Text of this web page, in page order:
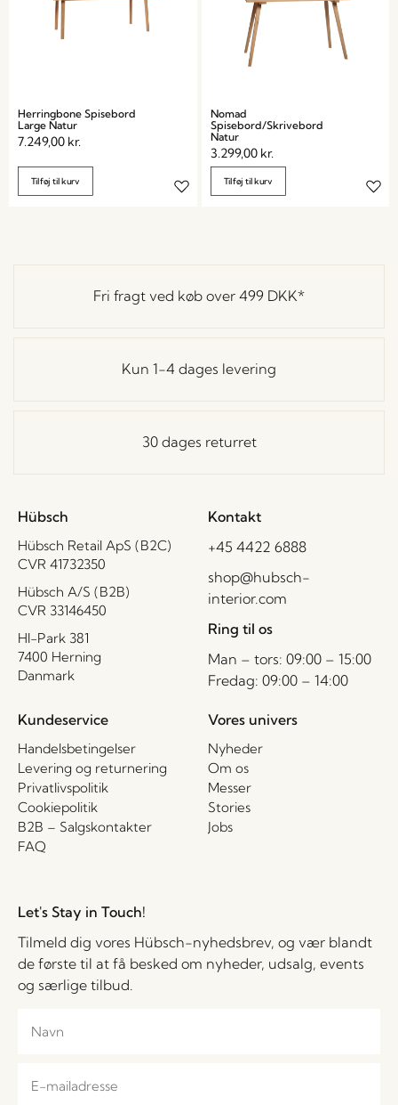
Herringbone Spisebord
Large Natur
7.249,00 kr.
Tilføj til kurv
Nomad
Spisebord/Skrivebord
Natur
3.299,00 kr.
Tilføj til kurv
Fri fragt ved køb over 499 DKK*
Kun 1-4 dages levering
30 dages returret
Hübsch
Hübsch Retail ApS (B2C)
CVR 41732350
Hübsch A/S (B2B)
CVR 33146450
HI-Park 381
7400 Herning
Danmark
Kontakt
+45 4422 6888
shop@hubsch-
interior.com
Ring til os
Man – tors: 09:00 – 15:00
Fredag: 09:00 – 14:00
Kundeservice
Handelsbetingelser
Levering og returnering
Privatlivspolitik
Cookiepolitik
B2B – Salgskontakter
FAQ
Vores univers
Nyheder
Om os
Messer
Stories
Jobs
Let's Stay in Touch!
Tilmeld dig vores Hübsch-nyhedsbrev, og vær blandt
de første til at få besked om nyheder, udsalg, events
og særlige tilbud.